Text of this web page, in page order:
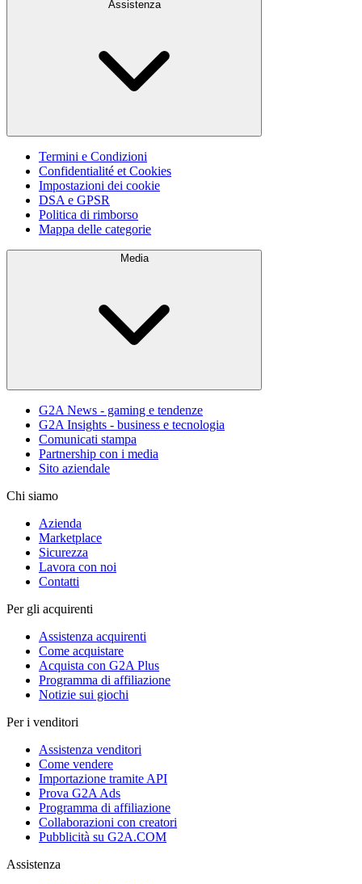
Assistenza
Termini e Condizioni
Confidentialité et Cookies
Impostazioni dei cookie
DSA e GPSR
Politica di rimborso
Mappa delle categorie
Media
G2A News - gaming e tendenze
G2A Insights - business e tecnologia
Comunicati stampa
Partnership con i media
Sito aziendale
Chi siamo
Azienda
Marketplace
Sicurezza
Lavora con noi
Contatti
Per gli acquirenti
Assistenza acquirenti
Come acquistare
Acquista con G2A Plus
Programma di affiliazione
Notizie sui giochi
Per i venditori
Assistenza venditori
Come vendere
Importazione tramite API
Prova G2A Ads
Programma di affiliazione
Collaborazioni con creatori
Pubblicità su G2A.COM
Assistenza